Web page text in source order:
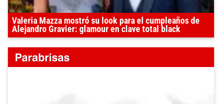
Valeria Mazza mostró su look para el cumpleaños de
Alejandro Gravier: glamour en clave total black